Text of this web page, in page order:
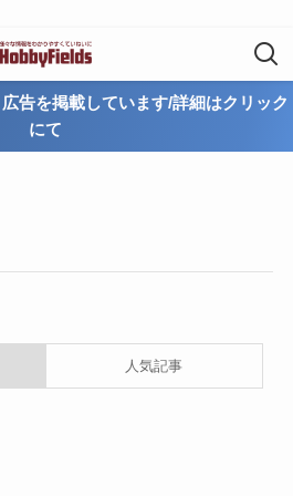
告を掲載しています/詳細はクリック
にて
人気記事